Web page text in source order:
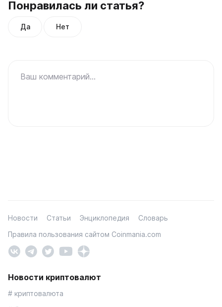
Понравилась ли статья?
Да Нет
Ваш комментарий...
Новости Статьи Энциклопедия
Словарь
Правила пользования сайтом Coinmania.com
Новости криптовалют
# криптовалюта